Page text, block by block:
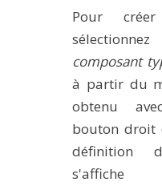
Pour
composant
à partir du
obtenu
bouton droit
définition
s'affiche